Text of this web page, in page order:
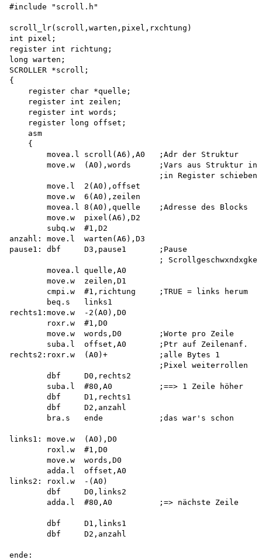
#include "scroll.h"
scroll_lr(scroll,warten,pixel,rxchtung)
int pixel;
register int richtung;
long warten;
SCROLLER *scroll;
{
    register char *quelle;
    register int zeilen;
    register int words;
    register long offset;
    asm
    {
        movea.l scroll(A6),A0   ;Adr der Struktur
        move.w  (A0),words      ;Vars aus Struktur in
                                ;in Register schieben
        move.l  2(A0),offset
        move.w  6(A0),zeilen
        movea.l 8(A0),quelle    ;Adresse des Blocks
        move.w  pixel(A6),D2
        subq.w  #1,D2
anzahl: move.l  warten(A6),D3
pause1: dbf     D3,pause1       ;Pause
;
        movea.l quelle,A0
        move.w  zeilen,D1
        cmpi.w  #1,richtung     ;TRUE = links herum
        beq.s   links1
rechts1:move.w  -2(A0),D0
        roxr.w  #1,D0
        move.w  words,D0        ;Worte pro Zeile
        suba.l  offset,A0       ;Ptr auf Zeilenanf.
rechts2:roxr.w  (A0)+           ;alle Bytes 1
                                ;Pixel weiterrollen
        dbf     D0,rechts2
        suba.l  #80,A0          ;==> 1 Zeile höher
        dbf     D1,rechts1
        dbf     D2,anzahl
        bra.s   ende            ;das war's schon
links1: move.w  (A0),D0
        roxl.w  #1,D0
        move.w  words,D0
        adda.l  offset,A0
links2: roxl.w  -(A0)
        dbf     D0,links2
        adda.l  #80,A0          ;=> nächste Zeile
        dbf     D1,links1
        dbf     D2,anzahl
ende: